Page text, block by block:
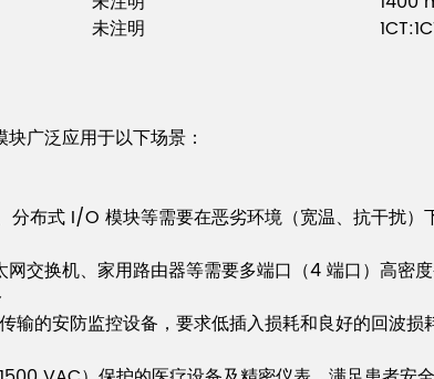
未注明
广泛应用于以下场景：
分布式 I/O 模块等需要在恶劣环境（宽温、抗干扰
交换机、家用路由器等需要多端口（4 端口）高密度
输的安防监控设备，要求低插入损耗和良好的回波损